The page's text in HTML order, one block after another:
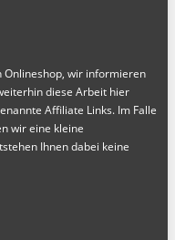
Onlineshop, wir informieren
diese Arbeit hier
Affiliate Links. Im Falle
wir eine kleine
Ihnen dabei keine